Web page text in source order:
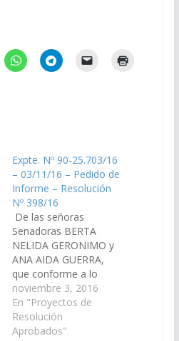
Expte. Nº 90-25.703/16
– 03/11/16 – Pedido de
Informe – Resolución
Nº 398/16
De las señoras
Senadoras BERTA
NELIDA GERONIMO y
ANA AIDA GUERRA,
que conforme a lo
dispuesto por el
artículo N° 116 de la
Constitución de la
Provincia de Salta y el
noviembre 3, 2016
En "Proyectos de
Resolución
Aprobados"